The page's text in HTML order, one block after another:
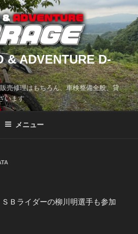
& ADVENTURE D-
売修理はもちろん、車検整備全般、貸
います
メニュー
Ｂライダーの柳川明選手も参加